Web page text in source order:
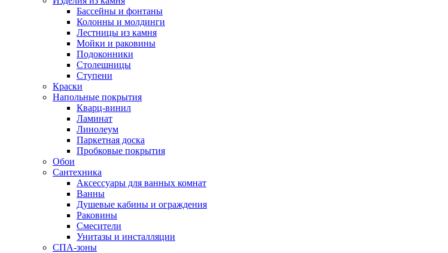
Бассейны и фонтаны
Колонны и молдинги
Лестницы из камня
Мойки и раковины
Подоконники
Столешницы
Ступени
Краски
Напольные покрытия
Кварц-винил
Ламинат
Линолеум
Паркетная доска
Пробковые покрытия
Обои
Сантехника
Аксессуары для ванных комнат
Ванны
Душевые кабины и ограждения
Раковины
Смесители
Унитазы и инсталляции
СПА-зоны